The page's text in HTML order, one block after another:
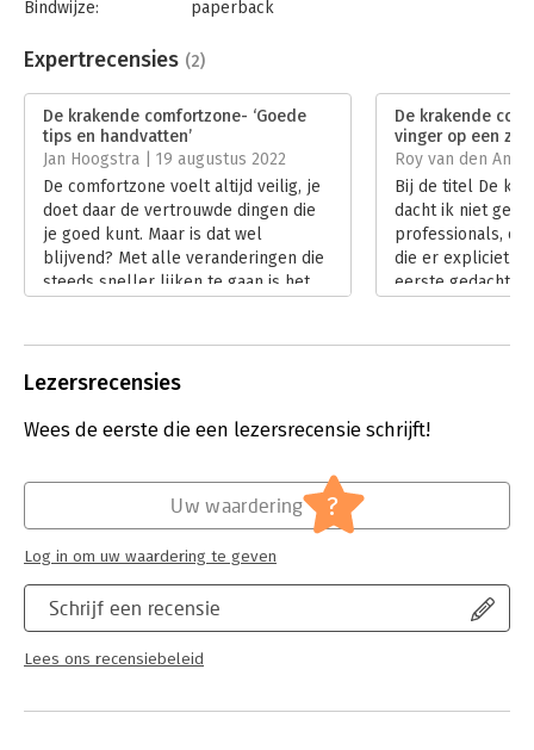
Bindwijze:
paperback
Uitgever:
Boom
Verschijningsdatum:
Hoofdrubriek: Algemeen management
Expertrecensies (2)
De krakende comfortzone- ‘Goede
tips en handvatten’
Jan Hoogstra | 19 augustus 2022
De comfortzone voelt altijd veilig, je
doet daar de vertrouwde dingen die
je goed kunt. Maar is dat wel
blijvend? Met alle veranderingen die
steeds sneller lijken te gaan is het
of klant. Hugo Hoetink beschrijft in
van comfortzone naar mooi werk
De krakende
vinger op een
Roy van den
Bij de titel De
dacht ik niet
professionals,
die er expliciet
eerste gedachte
Lezersrecensies
Wees de eerste die een lezersrecensie schrijft!
Schrijf een recensie
Lees ons recensiebeleid
Uw waardering ?
Log in om uw waardering te geven